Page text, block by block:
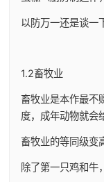
以防万一还是谈一
1.2畜牧业
畜牧业是本作最不
度，成年动物就会
畜牧业的等同级变
除了第一只鸡和牛